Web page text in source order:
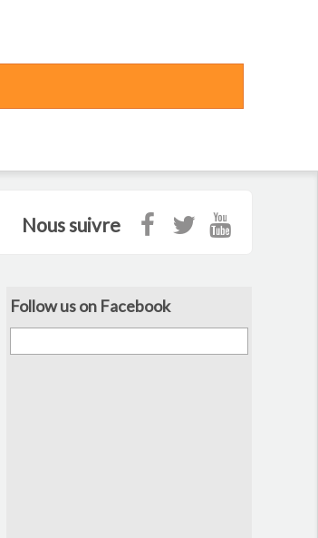
Nous suivre
Follow us on Facebook